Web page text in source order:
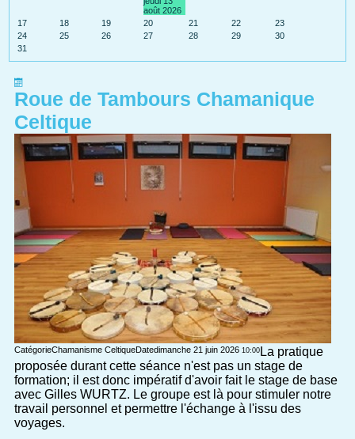
août 2026
17 18 19 20 21 22
23
24
25 26 27 28 29
30
31
Roue de Tambours Chamanique
Celtique
CatégorieChamanisme CeltiqueDatedimanche 21 juin 202610:00 La pratique
proposée durant cette séance n'est pas un stage de
formation; il est donc impératif d'avoir fait le stage de base
avec Gilles WURTZ. Le groupe est là pour stimuler notre
travail personnel et permettre l'échange à l'issu des
voyages.